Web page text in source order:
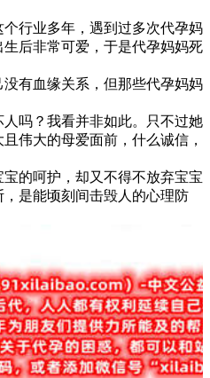
行业多年，遇到过多次代孕妈
后非常可爱，于是代孕妈妈死
有血缘关系，但那些代孕妈妈
吗？我看并非如此。只不过她
伟大的母爱面前，什么诚信，
的呵护，却又不得不放弃宝宝
是能顷刻间击毁人的心理防